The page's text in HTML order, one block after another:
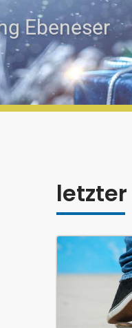
Ebeneser
letzter